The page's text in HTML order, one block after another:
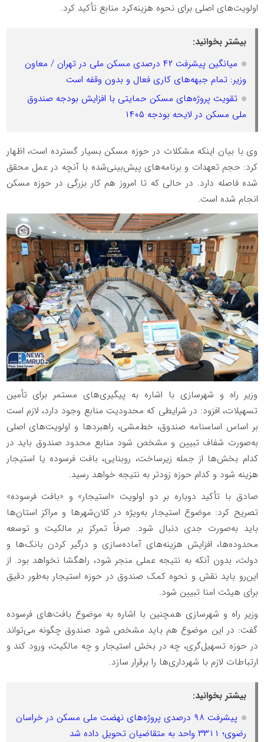
اولویت‌های اصلی برای نحوه هزینه‌کرد منابع تأکید کرد.
بیشتر بخوانید:
میانگین پیشرفت ۴۲ درصدی مسکن ملی در تهران / معاون
وزیر: تمام جبهه‌های کاری فعال و بدون وقفه است
تقویت پروژه‌های مسکن حمایتی با افزایش بودجه صندوق
ملی مسکن در لایحه بودجه ۱۴۰۵
وی با بیان اینکه مشکلات در حوزه مسکن بسیار گسترده است، اظهار
کرد: حجم تعهدات و برنامه‌های پیش‌بینی‌شده با آنچه در عمل محقق
شده فاصله دارد. در حالی که تا امروز هم کار بزرگی در حوزه مسکن
انجام شده است.
وزیر راه و شهرسازی با اشاره به پیگیری‌های مستمر برای تأمین
تسهیلات، افزود: در شرایطی که محدودیت منابع وجود دارد، لازم است
بر اساس اساسنامه صندوق، خط‌مشی، راهبردها و اولویت‌های اصلی
به‌صورت شفاف تبیین و مشخص شود منابع محدود صندوق باید در
کدام بخش‌ها از جمله زیرساخت، روبنایی، بافت فرسوده یا استیجار
هزینه شود و کدام حوزه زودتر به نتیجه خواهد رسید.
صادق با تأکید دوباره بر دو اولویت «استیجار» و «بافت فرسوده»
تصریح کرد: موضوع استیجار به‌ویژه در کلان‌شهرها و مراکز استان‌ها
باید به‌صورت جدی دنبال شود. صرفاً تمرکز بر مالکیت و توسعه
محدوده‌ها، افزایش هزینه‌های آماده‌سازی و درگیر کردن بانک‌ها و
دولت، بدون آنکه به نتیجه عملی منجر شود، راهگشا نخواهد بود. از
این‌رو باید نقش و نحوه کمک صندوق در حوزه استیجار به‌طور دقیق
برای هیئت امنا تبیین شود.
وزیر راه و شهرسازی همچنین با اشاره به موضوع بافت‌های فرسوده
گفت: در این موضوع هم باید مشخص شود صندوق چگونه می‌تواند
در حوزه تسهیل‌گری، چه در بخش استیجار و چه مالکیت، ورود کند و
ارتباطات لازم با شهرداری‌ها را برقرار سازد.
بیشتر بخوانید:
پیشرفت ۹۸ درصدی پروژه‌های نهضت ملی مسکن در خراسان
رضوی؛ ۳۳۱۱ واحد به متقاضیان تحویل داده شد